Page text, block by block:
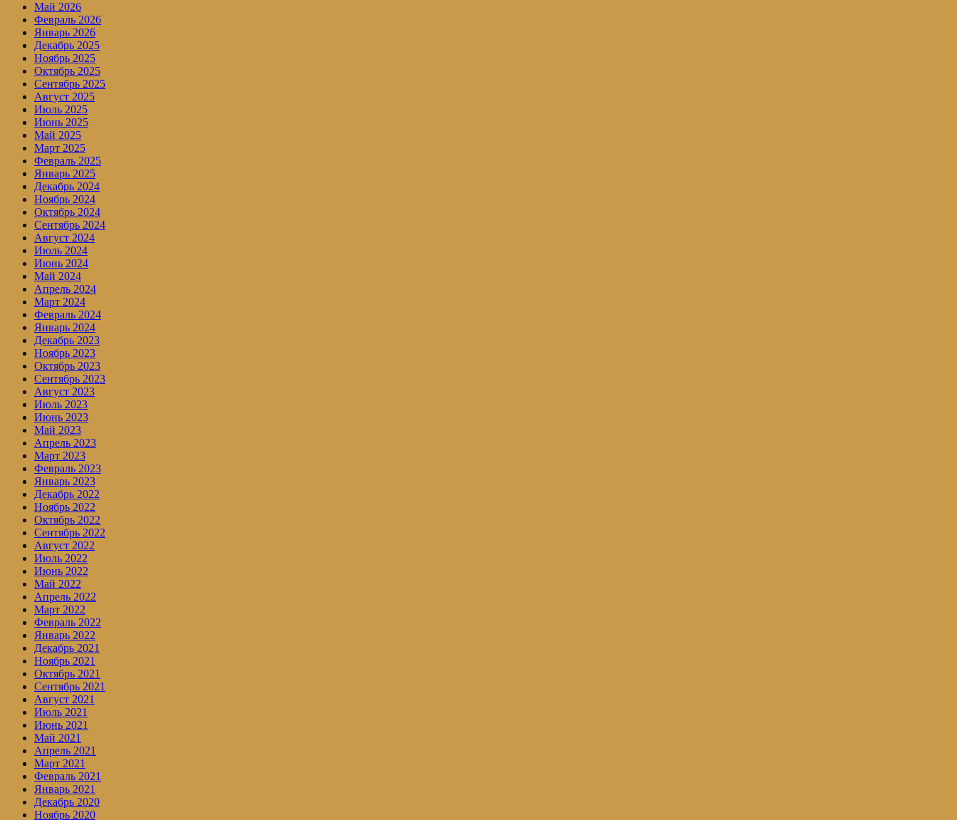
Май 2026
Февраль 2026
Январь 2026
Декабрь 2025
Ноябрь 2025
Октябрь 2025
Сентябрь 2025
Август 2025
Июль 2025
Июнь 2025
Май 2025
Март 2025
Февраль 2025
Январь 2025
Декабрь 2024
Ноябрь 2024
Октябрь 2024
Сентябрь 2024
Август 2024
Июль 2024
Июнь 2024
Май 2024
Апрель 2024
Март 2024
Февраль 2024
Январь 2024
Декабрь 2023
Ноябрь 2023
Октябрь 2023
Сентябрь 2023
Август 2023
Июль 2023
Июнь 2023
Май 2023
Апрель 2023
Март 2023
Февраль 2023
Январь 2023
Декабрь 2022
Ноябрь 2022
Октябрь 2022
Сентябрь 2022
Август 2022
Июль 2022
Июнь 2022
Май 2022
Апрель 2022
Март 2022
Февраль 2022
Январь 2022
Декабрь 2021
Ноябрь 2021
Октябрь 2021
Сентябрь 2021
Август 2021
Июль 2021
Июнь 2021
Май 2021
Апрель 2021
Март 2021
Февраль 2021
Январь 2021
Декабрь 2020
Ноябрь 2020